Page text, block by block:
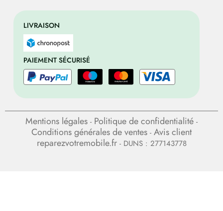
LIVRAISON
PAIEMENT SÉCURISÉ
Mentions légales - Politique de confidentialité -
Conditions générales de ventes - Avis client
reparezvotremobile.fr- DUNS : 277143778